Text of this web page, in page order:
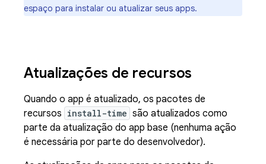
espaço para instalar ou atualizar seus apps.
Atualizações de recursos
Quando o app é atualizado, os pacotes de
recursos install-time são atualizados como
parte da atualização do app base (nenhuma ação
é necessária por parte do desenvolvedor).